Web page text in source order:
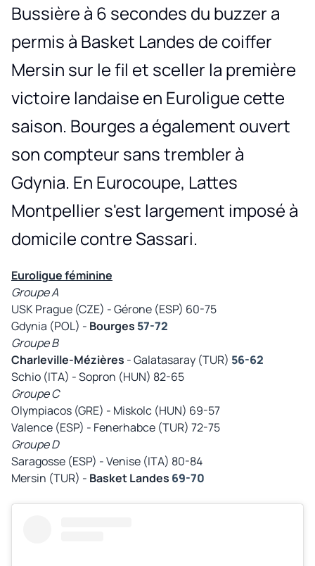
Bussière à 6 secondes du buzzer a
permis à Basket Landes de coiffer
Mersin sur le fil et sceller la première
victoire landaise en Euroligue cette
saison. Bourges a également ouvert
son compteur sans trembler à
Gdynia. En Eurocoupe, Lattes
Montpellier s'est largement imposé à
domicile contre Sassari.
Euroligue féminine
Groupe A
USK Prague (CZE) - Gérone (ESP) 60-75
Gdynia (POL) - Bourges 57-72
Groupe B
Charleville-Mézières - Galatasaray (TUR) 56-62
Schio (ITA) - Sopron (HUN) 82-65
Groupe C
Olympiacos (GRE) - Miskolc (HUN) 69-57
Valence (ESP) - Fenerhabce (TUR) 72-75
Groupe D
Saragosse (ESP) - Venise (ITA) 80-84
Mersin (TUR) - Basket Landes 69-70